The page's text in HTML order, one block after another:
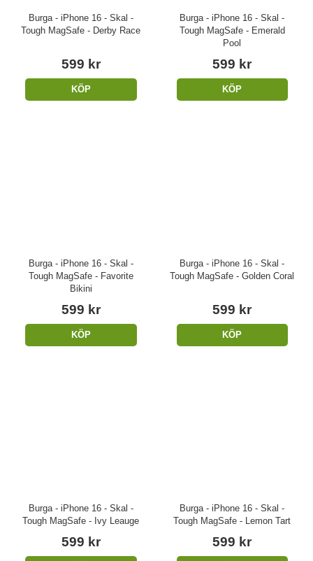
Burga - iPhone 16 - Skal -
Tough MagSafe - Derby Race
599 kr
KÖP
Burga - iPhone 16 - Skal -
Tough MagSafe - Emerald
Pool
599 kr
KÖP
Burga - iPhone 16 - Skal -
Tough MagSafe - Favorite
Bikini
599 kr
KÖP
Burga - iPhone 16 - Skal -
Tough MagSafe - Golden Coral
599 kr
KÖP
Burga - iPhone 16 - Skal -
Tough MagSafe - Ivy Leauge
599 kr
Burga - iPhone 16 - Skal -
Tough MagSafe - Lemon Tart
599 kr